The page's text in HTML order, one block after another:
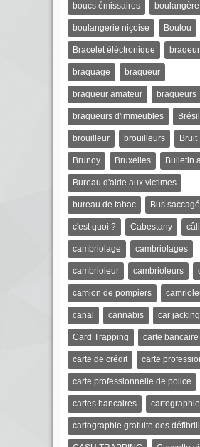
boucs émissaires boulangère
boulangerie niçoise Boulou
Bracelet éléctronique
braquage braqueur
braqueur amateur braqueurs
braqueurs d'immeubles Brésil
brouilleur brouilleurs Bruit
Brunoy Bruxelles Bulletin
Bureau d'aide aux victimes
bureau de tabac Bus saccagé
c'est quoi ? Cabestany
cambriolage cambriolages
cambrioleur cambrioleurs
camion de pompiers
canal cannabis car jacking
Card Trapping carte bancaire
carte de crédit carte
carte professionnelle de police
cartes bancaires cartographie
cartographie gratuite des